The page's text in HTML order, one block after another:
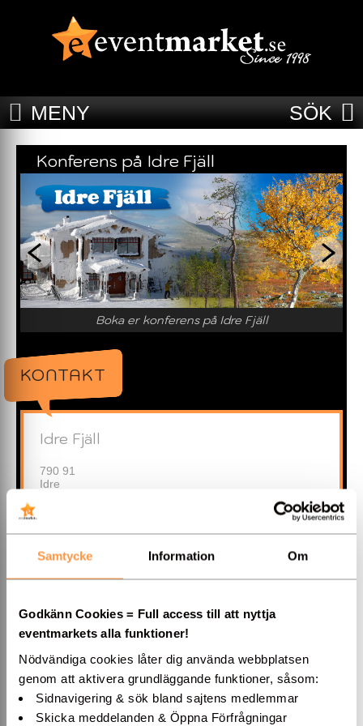
Samtycke Information Om
Godkänn Cookies = Full access till att nyttja
eventmarkets alla funktioner!
Nödvändiga cookies låter dig använda webbplatsen
genom att aktivera grundläggande funktioner, såsom:
Sidnavigering & sök bland sajtens medlemmar
Skicka meddelanden & Öppna Förfrågningar
MENY SÖK
Konferens på Idre Fjäll
Boka er konferens på Idre Fjäll
KONTAKT
Idre Fjäll
790 91
Idre
»DIREKTMAIL
»Hemsida